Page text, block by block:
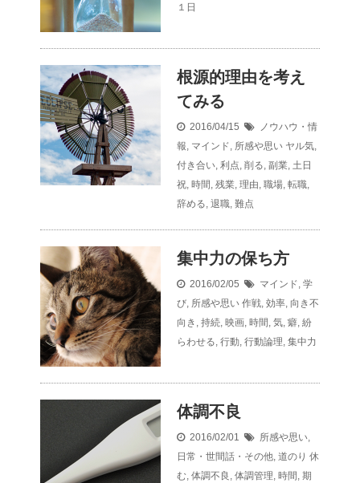
１日
根源的理由を考え
てみる
2016/04/15
ノウハウ・情
報, マインド, 所感や思い ヤル気,
付き合い, 利点, 削る, 副業, 土日
祝, 時間 , 残業, 理由, 職場, 転職,
辞める, 退職, 難点
集中力の保ち方
2016/02/05 マインド, 学
び, 所感や思い 作戦, 効率, 向き不
向き , 持続, 映画, 時間 , 気, 癖, 紛
らわせる, 行動, 行動論理, 集中力
体調不良
2016/02/01 所感や思い,
日常・世間話・その他, 道のり 休
む, 体調不良 , 体調管理, 時間 , 期